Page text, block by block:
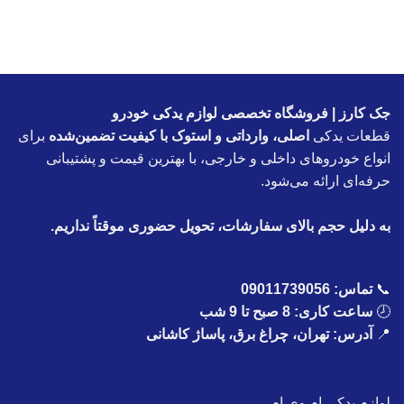
جک کارز | فروشگاه تخصصی لوازم یدکی خودرو
قطعات یدکی اصلی، وارداتی و استوک با کیفیت تضمین‌شده برای
انواع خودروهای داخلی و خارجی، با بهترین قیمت و پشتیبانی
حرفه‌ای ارائه می‌شود.
به دلیل حجم بالای سفارشات، تحویل حضوری موقتاً نداریم.
📞تماس: 09011739056
🕗 ساعت کاری: 8 صبح تا 9 شب
📍
آدرس: تهران، چراغ برق، پاساژ کاشانی